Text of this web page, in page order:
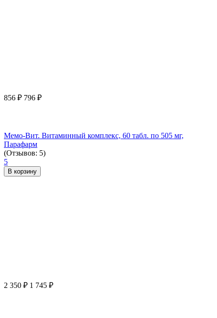
856 ₽ 796 ₽
Мемо-Вит. Витаминный комплекс, 60 табл. по 505 мг,
Парафарм
(Отзывов: 5)
5
В корзину
2 350 ₽ 1 745 ₽